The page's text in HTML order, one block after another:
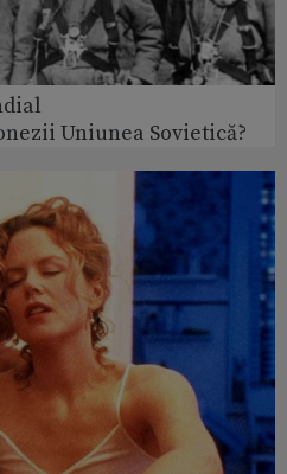
Uniunea Sovietică?